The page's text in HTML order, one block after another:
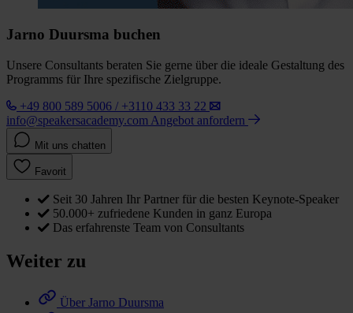
Jarno Duursma buchen
Unsere Consultants beraten Sie gerne über die ideale Gestaltung des
Programms für Ihre spezifische Zielgruppe.
+49 800 589 5006 / +3110 433 33 22
info@speakersacademy.com Angebot anfordern
Mit uns chatten
Favorit
Seit 30 Jahren Ihr Partner für die besten Keynote-Speaker
50.000+ zufriedene Kunden in ganz Europa
Das erfahrenste Team von Consultants
Weiter zu
Über Jarno Duursma